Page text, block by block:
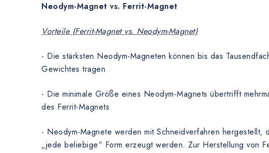
Neodym-Magnet vs. Ferrit-Magnet
Vorteile (Ferrit-Magnet vs. Neodym-Magnet)
- Die stärksten Neodym-Magneten können bis das
Gewichtes tragen
- Die minimale Größe eines Neodym-Magnets übertrifft
des Ferrit-Magnets
- Neodym-Magnete werden mit Schneidverfahren hergestellt,
„jede beliebige“ Form erzeugt werden. Zur Herstellung von